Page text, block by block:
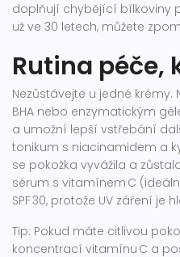
doplňují chybějící bílkoviny
už ve 30 letech, můžete
Rutina péče,
Nezůstávejte u jedné
BHA nebo enzymatickým
a umožní lepší vstřebání
tonikum s niacinamidem a
se pokožka vyvážila a
sérum s vitamínem C
SPF 30, protože UV záření
Tip: Pokud máte citlivou
koncentrací vitamínu C a